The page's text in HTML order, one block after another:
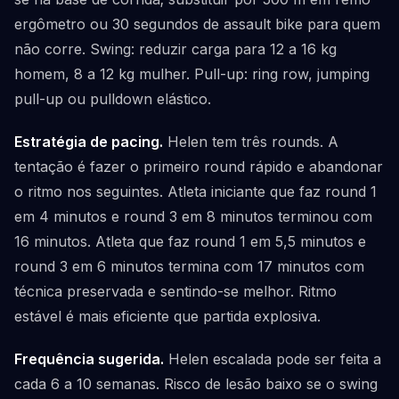
ergômetro ou 30 segundos de assault bike para quem
não corre. Swing: reduzir carga para 12 a 16 kg
homem, 8 a 12 kg mulher. Pull-up: ring row, jumping
pull-up ou pulldown elástico.
Estratégia de pacing. Helen tem três rounds. A
tentação é fazer o primeiro round rápido e abandonar
o ritmo nos seguintes. Atleta iniciante que faz round 1
em 4 minutos e round 3 em 8 minutos terminou com
16 minutos. Atleta que faz round 1 em 5,5 minutos e
round 3 em 6 minutos termina com 17 minutos com
técnica preservada e sentindo-se melhor. Ritmo
estável é mais eficiente que partida explosiva.
Frequência sugerida. Helen escalada pode ser feita a
cada 6 a 10 semanas. Risco de lesão baixo se o swing